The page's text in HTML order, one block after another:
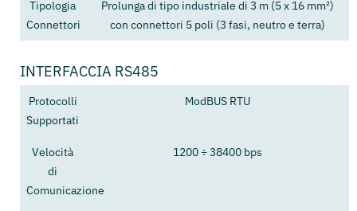
Tipologia
Connettori
Prolunga di tipo industriale di 3 m (5 x 16 mm²)
con connettori 5 poli (3 fasi, neutro e terra)
INTERFACCIA RS485
Protocolli
Supportati
ModBUS RTU
Velocità
di
Comunicazione
1200 ÷ 38400 bps